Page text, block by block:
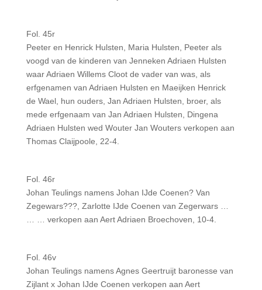
Fol. 45r
Peeter en Henrick Hulsten, Maria Hulsten, Peeter als
voogd van de kinderen van Jenneken Adriaen Hulsten
waar Adriaen Willems Cloot de vader van was, als
erfgenamen van Adriaen Hulsten en Maeijken Henrick
de Wael, hun ouders, Jan Adriaen Hulsten, broer, als
mede erfgenaam van Jan Adriaen Hulsten, Dingena
Adriaen Hulsten wed Wouter Jan Wouters verkopen aan
Thomas Claijpoole, 22-4.
Fol. 46r
Johan Teulings namens Johan IJde Coenen? Van
Zegewars???, Zarlotte IJde Coenen van Zegerwars …
… … verkopen aan Aert Adriaen Broechoven, 10-4.
Fol. 46v
Johan Teulings namens Agnes Geertruijt baronesse van
Zijlant x Johan IJde Coenen verkopen aan Aert